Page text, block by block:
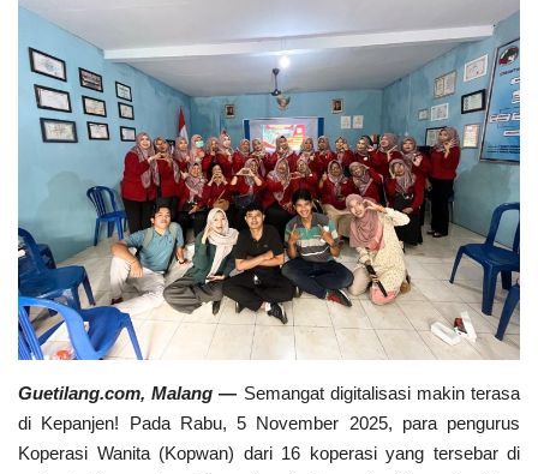
Kejahatan
Cybers Event
UMKM & Ekonomi Kreatif
Pekerja Migran Indonesia
Ekonomi
Pendidikan
Informasi Journalism
Olahraga
Guetilang.com, Malang — Semangat digitalisasi makin terasa
di Kepanjen! Pada Rabu, 5 November 2025, para pengurus
Koperasi Wanita (Kopwan) dari 16 koperasi yang tersebar di